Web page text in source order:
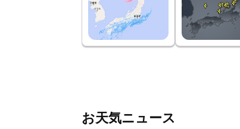
お天気ニュース